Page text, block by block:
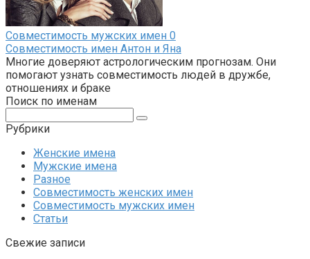
Совместимость мужских имен 0
Совместимость имен Антон и Яна
Многие доверяют астрологическим прогнозам. Они
помогают узнать совместимость людей в дружбе,
отношениях и браке
Поиск по именам
Рубрики
Женские имена
Мужские имена
Разное
Совместимость женских имен
Совместимость мужских имен
Статьи
Свежие записи